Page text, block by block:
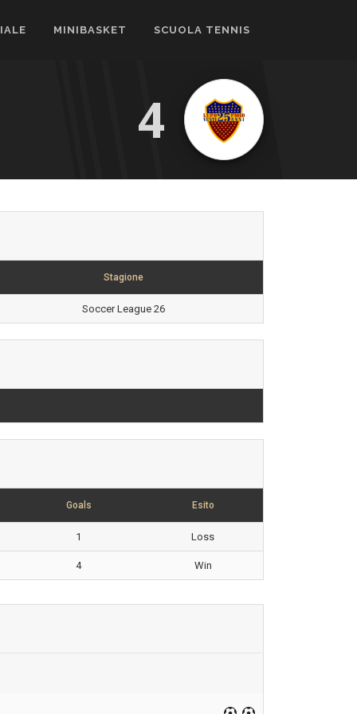
MINIBASKET SCUOLA TENNIS
4
Stagione
Soccer League 26
Goals Esito
1 Loss
4 Win